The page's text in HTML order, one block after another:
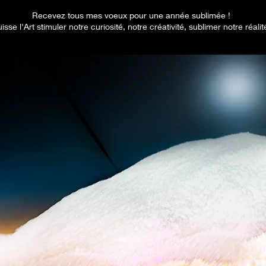
Recevez tous mes voeux pour une année sublimée !
l'Art stimuler notre curiosité, notre créativité, sublimer notre